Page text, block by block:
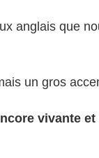
anglais que
un gros
vivante et